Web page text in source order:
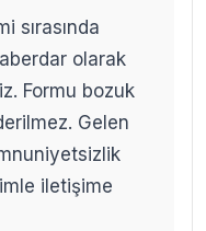
sırasında
olarak
Formu bozuk
Gelen
iletişime